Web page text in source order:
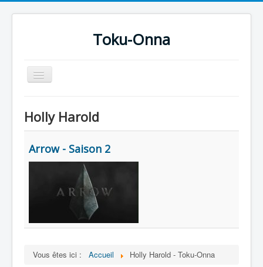
Toku-Onna
Basculer
la
Toku-Actrices
Toku-Critiques
Séries
Dessins
Holly Harold
Arrow - Saison 2
Vous êtes ici : Accueil Holly Harold - Toku-Onna